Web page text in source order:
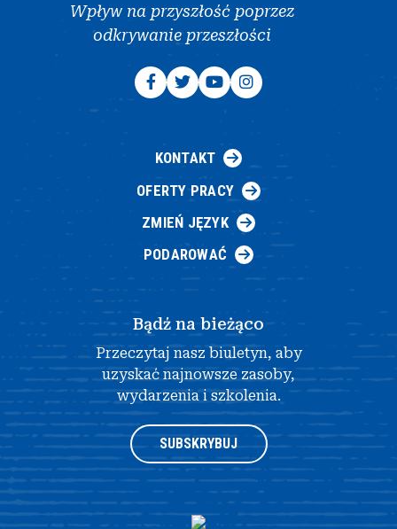
Wpływ na przyszłość poprzez
odkrywanie przeszłości
KONTAKT
OFERTY PRACY
ZMIEŃ JĘZYK
PODAROWAĆ
Bądź na bieżąco
Przeczytaj nasz biuletyn, aby
uzyskać najnowsze zasoby,
wydarzenia i szkolenia.
SUBSKRYBUJ